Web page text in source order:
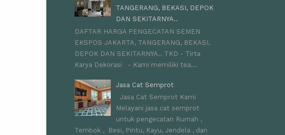
TANGERANG, BEKASI, DEPOK
DAN SEKITARNYA..
DAFTAR HARGA PENGECATAN SEMEN
EKSPOS JAKARTA, TANGERANG, BEKASI,
DEPOK DAN SEKITARNYA.. TKD - Tirta
Karya Dekorasi - Kami memiliki tea...
Jasa Cat Semprot
Jasa Cat Semprot Kami
Melayani jasa cat semprot
untuk pengecatan Rumah ,
Tembok , Besi, Pintu, Kayu, Jendela , dan